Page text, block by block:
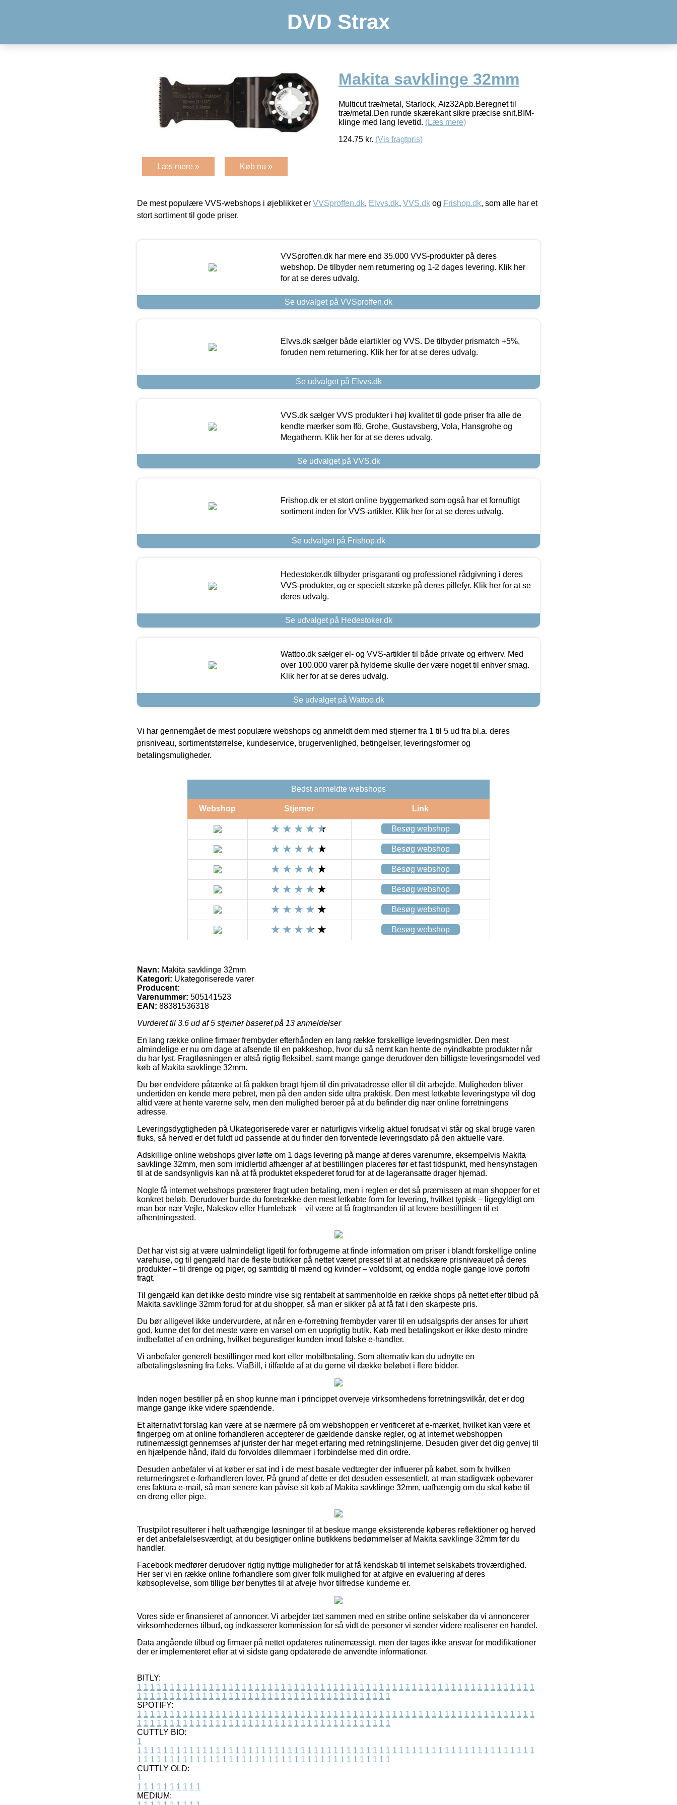
DVD Strax
Makita savklinge 32mm
Multicut træ/metal, Starlock, Aiz32Apb.Beregnet til
træ/metal.Den runde skærekant sikre præcise snit.BIM-
klinge med lang levetid. (Læs mere)
124.75 kr. (Vis fragtpris)
Læs mere » Køb nu »
De mest populære VVS-webshops i øjeblikket er VVSproffen.dk, Elvvs.dk, VVS.dk og Frishop.dk, som alle har et
stort sortiment til gode priser.
VVSproffen.dk har mere end 35.000 VVS-produkter på deres
webshop. De tilbyder nem returnering og 1-2 dages levering. Klik her
for at se deres udvalg.
Se udvalget på VVSproffen.dk
Elvvs.dk sælger både elartikler og VVS. De tilbyder prismatch +5%,
foruden nem returnering. Klik her for at se deres udvalg.
Se udvalget på Elvvs.dk
VVS.dk sælger VVS produkter i høj kvalitet til gode priser fra alle de
kendte mærker som Ifö, Grohe, Gustavsberg, Vola, Hansgrohe og
Megatherm. Klik her for at se deres udvalg.
Se udvalget på VVS.dk
Frishop.dk er et stort online byggemarked som også har et fornuftigt
sortiment inden for VVS-artikler. Klik her for at se deres udvalg.
Se udvalget på Frishop.dk
Hedestoker.dk tilbyder prisgaranti og professionel rådgivning i deres
VVS-produkter, og er specielt stærke på deres pillefyr. Klik her for at se
deres udvalg.
Se udvalget på Hedestoker.dk
Wattoo.dk sælger el- og VVS-artikler til både private og erhverv. Med
over 100.000 varer på hylderne skulle der være noget til enhver smag.
Klik her for at se deres udvalg.
Se udvalget på Wattoo.dk
Vi har gennemgået de mest populære webshops og anmeldt dem med stjerner fra 1 til 5 ud fra bl.a. deres
prisniveau, sortimentstørrelse, kundeservice, brugervenlighed, betingelser, leveringsformer og
betalingsmuligheder.
Bedst anmeldte webshops
Webshop Stjerner Link
Besøg webshop
Besøg webshop
Besøg webshop
Besøg webshop
Besøg webshop
Besøg webshop
Navn: Makita savklinge 32mm
Kategori: Ukategoriserede varer
Producent:
Varenummer: 505141523
EAN: 88381536318
Vurderet til 3.6 ud af 5 stjerner baseret på 13 anmeldelser
En lang række online firmaer frembyder efterhånden en lang række forskellige leveringsmidler. Den mest
almindelige er nu om dage at afsende til en pakkeshop, hvor du så nemt kan hente de nyindkøbte produkter når
du har lyst. Fragtløsningen er altså rigtig fleksibel, samt mange gange derudover den billigste leveringsmodel ved
køb af Makita savklinge 32mm.
Du bør endvidere påtænke at få pakken bragt hjem til din privatadresse eller til dit arbejde. Muligheden bliver
undertiden en kende mere pebret, men på den anden side ultra praktisk. Den mest letkøbte leveringstype vil dog
altid være at hente varerne selv, men den mulighed beroer på at du befinder dig nær online forretningens
adresse.
Leveringsdygtigheden på Ukategoriserede varer er naturligvis virkelig aktuel forudsat vi står og skal bruge varen
fluks, så herved er det fuldt ud passende at du finder den forventede leveringsdato på den aktuelle vare.
Adskillige online webshops giver løfte om 1 dags levering på mange af deres varenumre, eksempelvis Makita
savklinge 32mm, men som imidlertid afhænger af at bestillingen placeres før et fast tidspunkt, med hensynstagen
til at de sandsynligvis kan nå at få produktet ekspederet forud for at de lageransatte drager hjemad.
Nogle få internet webshops præsterer fragt uden betaling, men i reglen er det så præmissen at man shopper for et
konkret beløb. Derudover burde du foretrække den mest letkøbte form for levering, hvilket typisk – ligegyldigt om
man bor nær Vejle, Nakskov eller Humlebæk – vil være at få fragtmanden til at levere bestillingen til et
afhentningssted.
Det har vist sig at være ualmindeligt ligetil for forbrugerne at finde information om priser i blandt forskellige online
varehuse, og til gengæld har de fleste butikker på nettet været presset til at at nedskære prisniveauet på deres
produkter – til drenge og piger, og samtidig til mænd og kvinder – voldsomt, og endda nogle gange love portofri
fragt.
Til gengæld kan det ikke desto mindre vise sig rentabelt at sammenholde en række shops på nettet efter tilbud på
Makita savklinge 32mm forud for at du shopper, så man er sikker på at få fat i den skarpeste pris.
Du bør alligevel ikke undervurdere, at når en e-forretning frembyder varer til en udsalgspris der anses for uhørt
god, kunne det for det meste være en varsel om en uoprigtig butik. Køb med betalingskort er ikke desto mindre
indbefattet af en ordning, hvilket begunstiger kunden imod falske e-handler.
Vi anbefaler generelt bestillinger med kort eller mobilbetaling. Som alternativ kan du udnytte en
afbetalingsløsning fra f.eks. ViaBill, i tilfælde af at du gerne vil dække beløbet i flere bidder.
Inden nogen bestiller på en shop kunne man i princippet overveje virksomhedens forretningsvilkår, det er dog
mange gange ikke videre spændende.
Et alternativt forslag kan være at se nærmere på om webshoppen er verificeret af e-mærket, hvilket kan være et
fingerpeg om at online forhandleren accepterer de gældende danske regler, og at internet webshoppen
rutinemæssigt gennemses af jurister der har meget erfaring med retningslinjerne. Desuden giver det dig genvej til
en hjælpende hånd, ifald du forvoldes dilemmaer i forbindelse med din ordre.
Desuden anbefaler vi at køber er sat ind i de mest basale vedtægter der influerer på købet, som fx hvilken
returneringsret e-forhandleren lover. På grund af dette er det desuden essesentielt, at man stadigvæk opbevarer
ens faktura e-mail, så man senere kan påvise sit køb af Makita savklinge 32mm, uafhængig om du skal købe til
en dreng eller pige.
Trustpilot resulterer i helt uafhængige løsninger til at beskue mange eksisterende køberes reflektioner og herved
er det anbefalelsesværdigt, at du besigtiger online butikkens bedømmelser af Makita savklinge 32mm før du
handler.
Facebook medfører derudover rigtig nyttige muligheder for at få kendskab til internet selskabets troværdighed.
Her ser vi en række online forhandlere som giver folk mulighed for at afgive en evaluering af deres
købsoplevelse, som tillige bør benyttes til at afveje hvor tilfredse kunderne er.
Vores side er finansieret af annoncer. Vi arbejder tæt sammen med en stribe online selskaber da vi annoncerer
virksomhedernes tilbud, og indkasserer kommission for så vidt de personer vi sender videre realiserer en handel.
Data angående tilbud og firmaer på nettet opdateres rutinemæssigt, men der tages ikke ansvar for modifikationer
der er implementeret efter at vi sidste gang opdaterede de anvendte informationer.
BITLY:
1 1 1 1 1 1 1 1 1 1 1 1 1 1 1 1 1 1 1 1 1 1 1 1 1 1 1 1 1 1 1 1 1 1 1 1 1 1 1 1 1 1 1 1 1 1 1 1 1 1 1 1 1 1 1 1 1 1 1 1 1
1 1 1 1 1 1 1 1 1 1 1 1 1 1 1 1 1 1 1 1 1 1 1 1 1 1 1 1 1 1 1 1 1 1 1 1 1 1 1
SPOTIFY:
1 1 1 1 1 1 1 1 1 1 1 1 1 1 1 1 1 1 1 1 1 1 1 1 1 1 1 1 1 1 1 1 1 1 1 1 1 1 1 1 1 1 1 1 1 1 1 1 1 1 1 1 1 1 1 1 1 1 1 1 1
1 1 1 1 1 1 1 1 1 1 1 1 1 1 1 1 1 1 1 1 1 1 1 1 1 1 1 1 1 1 1 1 1 1 1 1 1 1 1
CUTTLY BIO:
1
1 1 1 1 1 1 1 1 1 1 1 1 1 1 1 1 1 1 1 1 1 1 1 1 1 1 1 1 1 1 1 1 1 1 1 1 1 1 1 1 1 1 1 1 1 1 1 1 1 1 1 1 1 1 1 1 1 1 1 1 1
1 1 1 1 1 1 1 1 1 1 1 1 1 1 1 1 1 1 1 1 1 1 1 1 1 1 1 1 1 1 1 1 1 1 1 1 1 1 1
CUTTLY OLD:
1
1 1 1 1 1 1 1 1 1 1
MEDIUM: